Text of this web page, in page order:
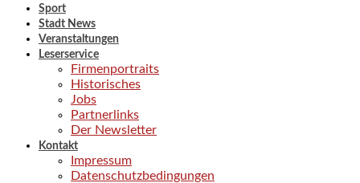
Sport
Stadt News
Veranstaltungen
Leserservice
Firmenportraits
Historisches
Jobs
Partnerlinks
Der Newsletter
Kontakt
Impressum
Datenschutzbedingungen